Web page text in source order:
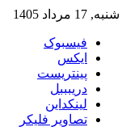
شنبه, 17 مرداد 1405
فیسبوک
ایکس
پینتریست
دریبببل
لینکداین
تصاویر فلیکر